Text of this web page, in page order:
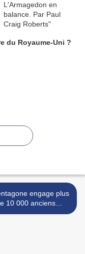
du Royaume-Uni ?
engage plus
10 000 anciens
jihadistes de Daesh >